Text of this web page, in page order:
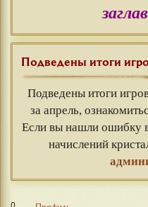
Подведены итоги
Подведены итоги
за апрель,
Если вы нашли ошибку в
начислений